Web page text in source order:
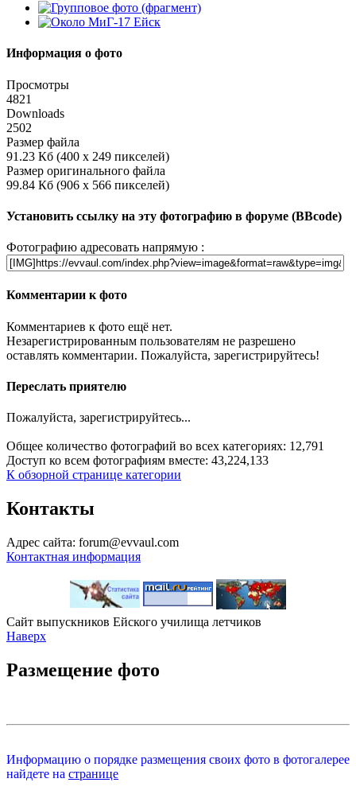
Информация о фото
Просмотры
4821
Downloads
2502
Размер файла
91.23 Кб (400 x 249 пикселей)
Размер оригинального файла
99.84 Кб (906 x 566 пикселей)
Установить ссылку на эту фотографию в форуме (BBcode)
Фотографию адресовать напрямую :
Комментарии к фото
Комментариев к фото ещё нет.
Незарегистрированным пользователям не разрешено
оставлять комментарии. Пожалуйста, зарегистрируйтесь!
Переслать приятелю
Пожалуйста, зарегистрируйтесь...
Общее количество фотографий во всех категориях: 12,791
Доступ ко всем фотографиям вместе: 43,224,133
К обзорной странице категории
Контакты
Адрес сайта: forum@evvaul.com
Контактная информация
Сайт выпускников Ейского училища летчиков
Наверх
Размещение фото
Информацию о порядке размещения своих фото в фотогалерее
найдете на странице